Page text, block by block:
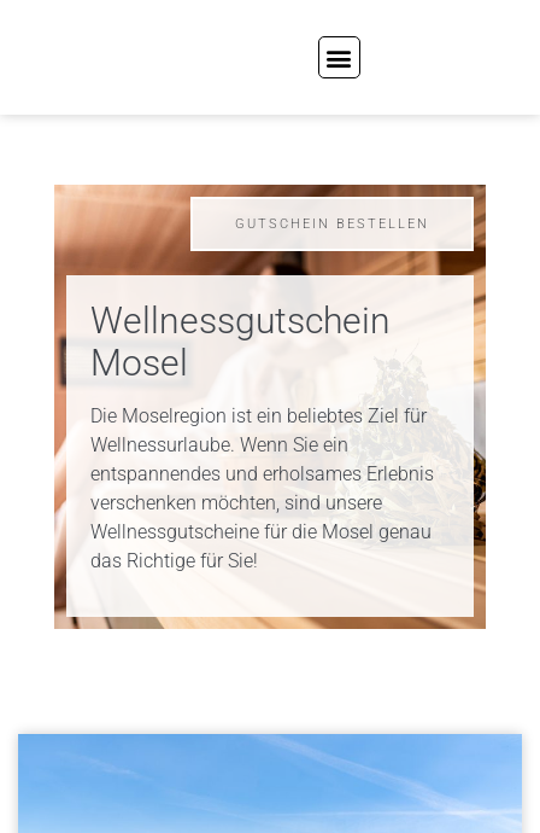
GUTSCHEIN BESTELLEN
Wellnessgutschein
Mosel
Die Moselregion ist ein beliebtes Ziel für
Wellnessurlaube. Wenn Sie ein
entspannendes und erholsames Erlebnis
verschenken möchten, sind unsere
Wellnessgutscheine für die Mosel genau
das Richtige für Sie!